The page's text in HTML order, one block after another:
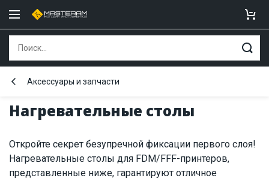
Нагревательные столы
Аксессуары и запчасти
Откройте секрет безупречной фиксации первого слоя!
Нагревательные столы для FDM/FFF-принтеров,
представленные ниже, гарантируют отличное